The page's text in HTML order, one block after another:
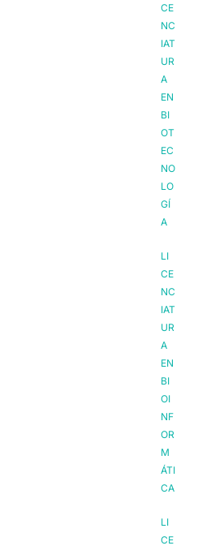
CE
NC
IAT
UR
A
EN
BI
OT
EC
NO
LO
GÍ
A
LI
CE
NC
IAT
UR
A
EN
BI
OI
NF
OR
M
ÁTI
CA
LI
CE